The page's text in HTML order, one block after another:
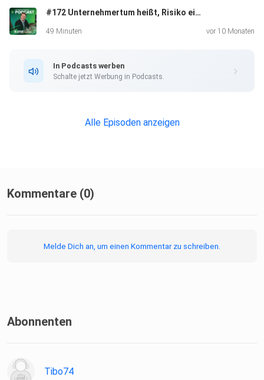
#172 Unternehmertum heißt, Risiko einzugehen | Experten-Talk mit Dieter Lange
49 Minuten vor 10 Monaten
In Podcasts werben
Schalte jetzt Werbung in Podcasts.
Alle Episoden anzeigen
Kommentare (0)
Melde Dich an, um einen Kommentar zu schreiben.
Abonnenten
Tibo74